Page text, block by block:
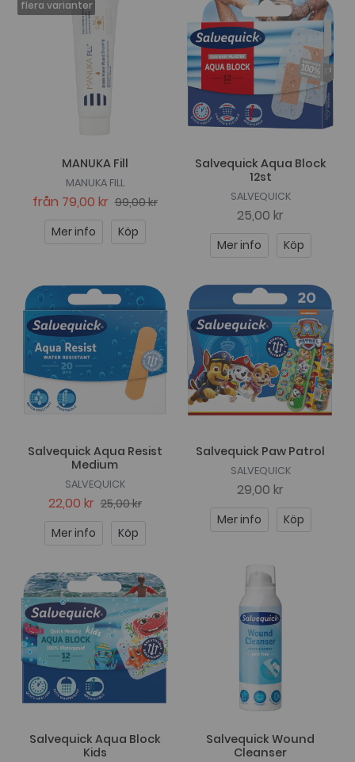
MANUKA Fill
MANUKA FILL
från 79,00 kr 99,00 kr
Mer info
Köp
Salvequick Aqua Block
12st
SALVEQUICK
25,00 kr
Mer info Köp
Salvequick Aqua Resist
Medium
SALVEQUICK
22,00 kr 25,00 kr
Mer info
Köp
Salvequick Paw Patrol
SALVEQUICK
29,00 kr
Mer info Köp
Salvequick Aqua Block
Kids
Salvequick Wound
Cleanser